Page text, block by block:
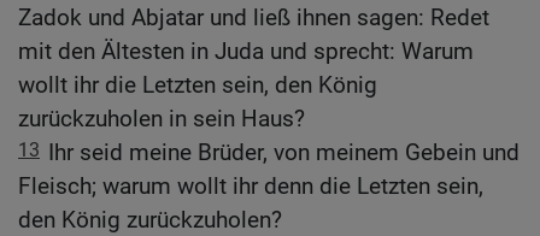
Zadok und Abjatar und ließ ihnen sagen: Redet
mit den Ältesten in Juda und sprecht: Warum
wollt ihr die Letzten sein, den König
zurückzuholen in sein Haus?
13 Ihr seid meine Brüder, von meinem Gebein und
Fleisch; warum wollt ihr denn die Letzten sein,
den König zurückzuholen?